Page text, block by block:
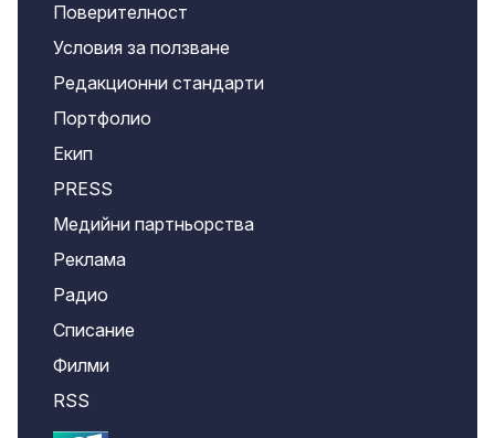
Поверителност
Условия за ползване
Редакционни стандарти
Портфолио
Екип
PRESS
Медийни партньорства
Реклама
Радио
Списание
Филми
RSS